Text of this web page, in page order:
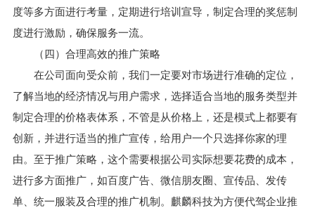
度等多方面进行考量，定期进行培训宣导，制定合理的奖惩制
度进行激励，确保服务一流。
（四）合理高效的推广策略
在公司面向受众前，我们一定要对市场进行准确的定位，
了解当地的经济情况与用户需求，选择适合当地的服务类型并
制定合理的价格表体系，不管是从价格上，还是模式上都要有
创新，并进行适当的推广宣传，给用户一个只选择你家的理
由。至于推广策略，这个需要根据公司实际想要花费的成本，
进行多方面推广，如百度广告、微信朋友圈、宣传品、发传
单、统一服装及合理的推广机制。麒麟科技为方便代驾企业推